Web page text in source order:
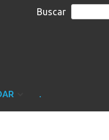
Buscar
.